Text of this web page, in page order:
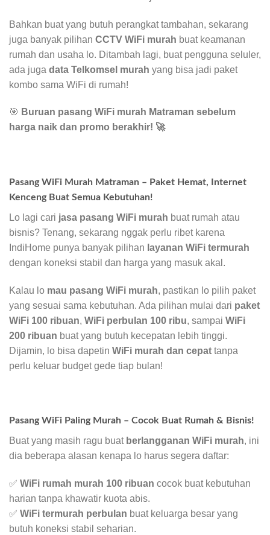
Bahkan buat yang butuh perangkat tambahan, sekarang
juga banyak pilihan CCTV WiFi murah buat keamanan
rumah dan usaha lo. Ditambah lagi, buat pengguna seluler,
ada juga data Telkomsel murah yang bisa jadi paket
kombo sama WiFi di rumah!
🎯 Buruan pasang WiFi murah Matraman sebelum
harga naik dan promo berakhir! 🚀
Pasang WiFi Murah Matraman – Paket Hemat, Internet
Kenceng Buat Semua Kebutuhan!
Lo lagi cari jasa pasang WiFi murah buat rumah atau
bisnis? Tenang, sekarang nggak perlu ribet karena
IndiHome punya banyak pilihan layanan WiFi termurah
dengan koneksi stabil dan harga yang masuk akal.
Kalau lo mau pasang WiFi murah, pastikan lo pilih paket
yang sesuai sama kebutuhan. Ada pilihan mulai dari paket
WiFi 100 ribuan, WiFi perbulan 100 ribu, sampai WiFi
200 ribuan buat yang butuh kecepatan lebih tinggi.
Dijamin, lo bisa dapetin WiFi murah dan cepat tanpa
perlu keluar budget gede tiap bulan!
Pasang WiFi Paling Murah – Cocok Buat Rumah & Bisnis!
Buat yang masih ragu buat berlangganan WiFi murah, ini
dia beberapa alasan kenapa lo harus segera daftar:
✅ WiFi rumah murah 100 ribuan cocok buat kebutuhan
harian tanpa khawatir kuota abis.
✅ WiFi termurah perbulan buat keluarga besar yang
butuh koneksi stabil seharian.